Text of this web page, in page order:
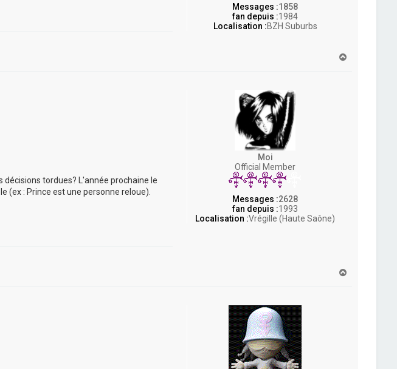
Messages :1858
fan depuis :1984
Localisation :BZH Suburbs
Moi
Official Member
Messages :2628
fan depuis :1993
Localisation :Vrégille (Haute Saône)
décisions tordues? L'année prochaine le
(ex : Prince est une personne reloue).